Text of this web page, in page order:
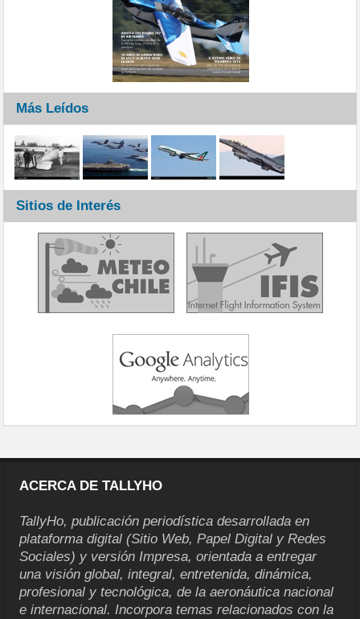
Más Leídos
Sitios de Interés
ACERCA DE TALLYHO
TallyHo, publicación periodística desarrollada en
plataforma digital (Sitio Web, Papel Digital y Redes
Sociales) y versión Impresa, orientada a entregar
una visión global, integral, entretenida, dinámica,
profesional y tecnológica, de la aeronáutica nacional
e internacional. Incorpora temas relacionados con la